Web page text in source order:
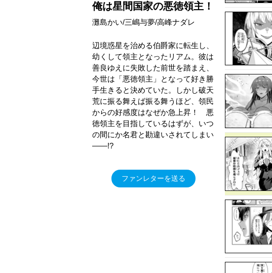
俺は星間国家の悪徳領主！
灘島かい/三嶋与夢/高峰ナダレ
辺境惑星を治める伯爵家に転生し、
幼くして領主となったリアム。彼は
善良ゆえに失敗した前世を踏まえ、
今世は「悪徳領主」となって好き勝
手生きると決めていた。しかし破天
荒に振る舞えば振る舞うほど、領民
からの好感度はなぜか急上昇！ 悪
徳領主を目指しているはずが、いつ
の間にか名君と勘違いされてしまい
――!?
ファンレターを送る